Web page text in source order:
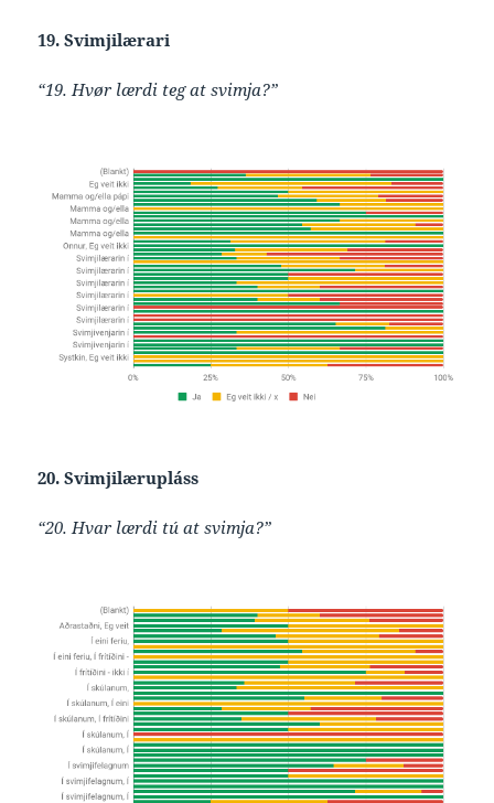
19. Svimjilærari
“19. Hvør lærdi teg at svimja?”
20. Svimjilærupláss
“20. Hvar lærdi tú at svimja?”